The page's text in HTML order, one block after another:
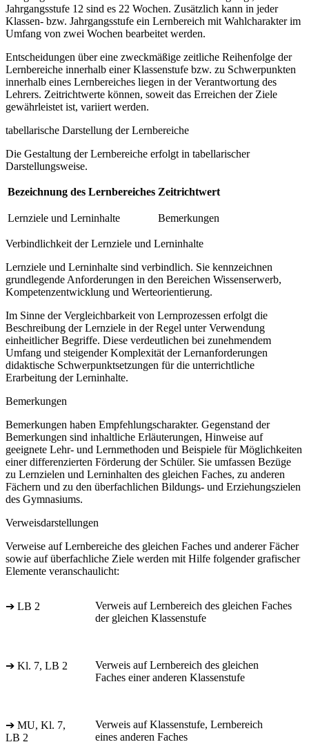
Jahrgangsstufe 12 sind es 22 Wochen. Zusätzlich kann in jeder
Klassen- bzw. Jahrgangsstufe ein Lernbereich mit Wahlcharakter im
Umfang von zwei Wochen bearbeitet werden.
Entscheidungen über eine zweckmäßige zeitliche Reihenfolge der
Lernbereiche innerhalb einer Klassenstufe bzw. zu Schwerpunkten
innerhalb eines Lernbereiches liegen in der Verantwortung des
Lehrers. Zeitrichtwerte können, soweit das Erreichen der Ziele
gewährleistet ist, variiert werden.
tabellarische Darstellung der Lernbereiche
Die Gestaltung der Lernbereiche erfolgt in tabellarischer
Darstellungsweise.
Bezeichnung des Lernbereiches Zeitrichtwert
Lernziele und Lerninhalte Bemerkungen
Verbindlichkeit der Lernziele und Lerninhalte
Lernziele und Lerninhalte sind verbindlich. Sie kennzeichnen
grundlegende Anforderungen in den Bereichen Wissenserwerb,
Kompetenzentwicklung und Werteorientierung.
Im Sinne der Vergleichbarkeit von Lernprozessen erfolgt die
Beschreibung der Lernziele in der Regel unter Verwendung
einheitlicher Begriffe. Diese verdeutlichen bei zunehmendem
Umfang und steigender Komplexität der Lernanforderungen
didaktische Schwerpunktsetzungen für die unterrichtliche
Erarbeitung der Lerninhalte.
Bemerkungen
Bemerkungen haben Empfehlungscharakter. Gegenstand der
Bemerkungen sind inhaltliche Erläuterungen, Hinweise auf
geeignete Lehr- und Lernmethoden und Beispiele für Möglichkeiten
einer differenzierten Förderung der Schüler. Sie umfassen Bezüge
zu Lernzielen und Lerninhalten des gleichen Faches, zu anderen
Fächern und zu den überfachlichen Bildungs- und Erziehungszielen
des Gymnasiums.
Verweisdarstellungen
Verweise auf Lernbereiche des gleichen Faches und anderer Fächer
sowie auf überfachliche Ziele werden mit Hilfe folgender grafischer
Elemente veranschaulicht:
➔ LB 2
Verweis auf Lernbereich des gleichen Faches
der gleichen Klassenstufe
➔ Kl. 7, LB 2
Verweis auf Lernbereich des gleichen
Faches einer anderen Klassenstufe
➔ MU, Kl. 7,
LB 2
Verweis auf Klassenstufe, Lernbereich
eines anderen Faches